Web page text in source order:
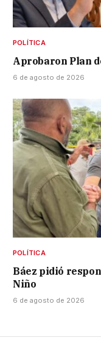
POLÍTICA
Aprobaron Plan
6 de agosto de 2026
POLÍTICA
Báez pidió
Niño
6 de agosto de 2026